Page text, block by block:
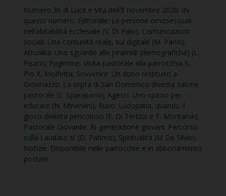
Numero 36 di Luce e Vita dell’8 novembre 2020. IN
questo numero: Editoriale: Le persone omosessuali
nell’abitabilità ecclesiale (V. Di Palo); Comunicazioni
sociali: Una comunità reale, sul digitale (M. Parisi);
Attualità: Uno sguardo alle piramidi (demografiche) (L.
Pisani); Paginone: Visita pastorale alla parrocchia S.
Pio X, Molfetta; Sovvenire: Un dono restituito a
Giovinazzo. La cripta di San Domenico diventa salone
pastorale (L. Sparapano); Agesci: Uno spazio per
educare (N. Minervini); Ruvo: Ludopatia, quando il
gioco diventa pericoloso (E. Di Terlizzi e T. Montaruli);
Pastorale Giovanile: Ri-generazione giovani. Percorso
sulla Laudato si’ (D. Patimo); Spiritualità (M De Silvio).
Notizie. Disponibile nelle parrocchie e in abbonamento
postale